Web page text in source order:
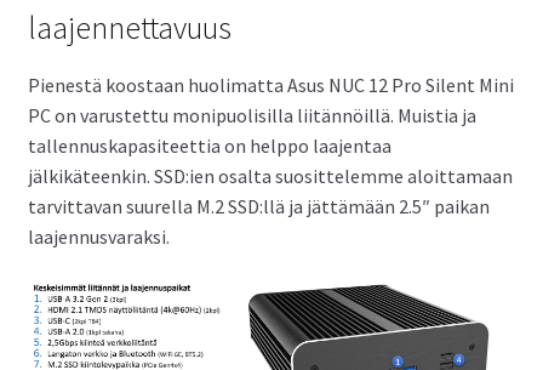
laajennettavuus
Pienestä koostaan huolimatta Asus NUC 12 Pro Silent Mini
PC on varustettu monipuolisilla liitännöillä. Muistia ja
tallennuskapasiteettia on helppo laajentaa
jälkikäteenkin. SSD:ien osalta suosittelemme aloittamaan
tarvittavan suurella M.2 SSD:llä ja jättämään 2.5″ paikan
laajennusvaraksi.